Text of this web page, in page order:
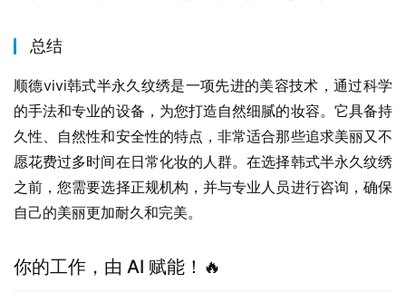
总结
顺德vivi韩式半永久纹绣是一项先进的美容技术，通过科学
的手法和专业的设备，为您打造自然细腻的妆容。它具备持
久性、自然性和安全性的特点，非常适合那些追求美丽又不
愿花费过多时间在日常化妆的人群。在选择韩式半永久纹绣
之前，您需要选择正规机构，并与专业人员进行咨询，确保
自己的美丽更加耐久和完美。
你的工作，由 AI 赋能！🔥